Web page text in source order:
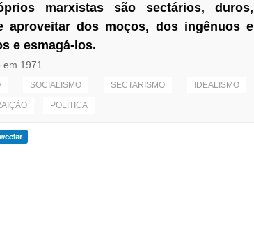
marxistas são sectários, duros,
aproveitar dos moços, dos ingênuos e
e esmagá-los.
1971.
SOCIALISMO SECTARISMO IDEALISMO
POLÍTICA